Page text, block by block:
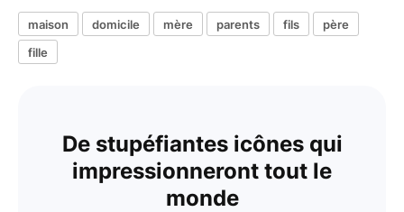
maison domicile mère parents fils
père
fille
De stupéfiantes icônes qui
impressionneront tout le
monde